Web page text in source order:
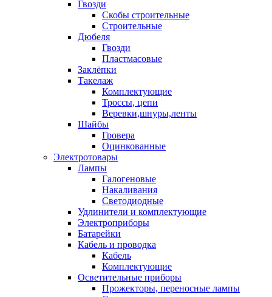
Гвозди
Скобы строительные
Строительные
Дюбеля
Гвозди
Пластмасовые
Заклёпки
Такелаж
Комплектующие
Троссы, цепи
Веревки,шнуры,ленты
Шайбы
Гровера
Оцинкованные
Электротовары
Лампы
Галогеновые
Накаливания
Светодиодные
Удлинители и комплектующие
Электроприборы
Батарейки
Кабель и проводка
Кабель
Комплектующие
Осветительные приборы
Прожекторы, переносные лампы